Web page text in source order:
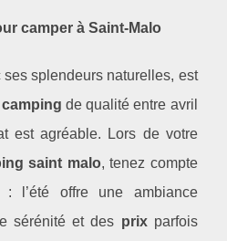
camper à Saint-Malo
ses splendeurs naturelles, est
de qualité entre avril
est agréable. Lors de votre
saint malo, tenez compte
: l’été offre une ambiance
sérénité et des prixparfois